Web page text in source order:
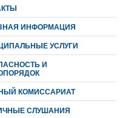
ИНФОРМАЦИЯ
УСЛУГИ
И
КОМИССАРИАТ
СЛУШАНИЯ